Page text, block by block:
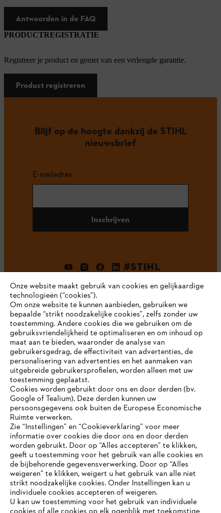
Antwoorden in de FAQ
PRODUCTREGISTRATIE
Registreer je product en geniet van een verlengde garantie.
Product registreren
Blijf op de hoogte dankzij de STIHL
nieuwsbrief
E-mailadres
Inschrijven
#STIHL
Bedrijf
STIHL FAQ
Contact
Gegevensbescherming Impressum
JE BROWSER WORDT NIET
ONDERSTEUND
Je gebruikt een browser die we nog niet ondersteunen. Om
onze website optimaal te kunnen gebruiken, raden we aan dat
je overschakelt op één van de volgende browsers:
Onze website maakt gebruik van cookies en gelijkaardige
technologieën (“cookies”).
Om onze website te kunnen aanbieden, gebruiken we
bepaalde “strikt noodzakelijke cookies”, zelfs zonder uw
toestemming. Andere cookies die we gebruiken om de
gebruiksvriendelijkheid te optimaliseren en om inhoud op
maat aan te bieden, waaronder de analyse van
gebruikersgedrag, de effectiviteit van advertenties, de
personalisering van advertenties en het aanmaken van
uitgebreide gebruikersprofielen, worden alleen met uw
toestemming geplaatst.
Cookies worden gebruikt door ons en door derden (bv.
Google of Tealium). Deze derden kunnen uw
persoonsgegevens ook buiten de Europese Economische
Ruimte verwerken.
Zie “Instellingen” en “Cookieverklaring” voor meer
informatie over cookies die door ons en door derden
worden gebruikt. Door op “Alles accepteren” te klikken,
geeft u toestemming voor het gebruik van alle cookies en
de bijbehorende gegevensverwerking. Door op “Alles
weigeren” te klikken, weigert u het gebruik van alle niet
strikt noodzakelijke cookies. Onder Instellingen kan u
individuele cookies accepteren of weigeren.
U kan uw toestemming voor het gebruik van individuele